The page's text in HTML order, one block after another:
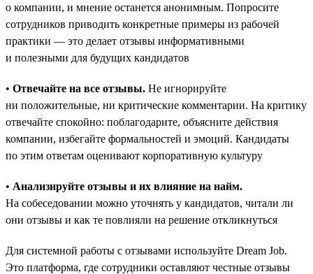
о компании, и мнение останется анонимным. Попросите
сотрудников приводить конкретные примеры из рабочей
практики — это делает отзывы информативными
и полезными для будущих кандидатов
• Отвечайте на все отзывы. Не игнорируйте
ни положительные, ни критические комментарии. На критику
отвечайте спокойно: поблагодарите, объясните действия
компании, избегайте формальностей и эмоций. Кандидаты
по этим ответам оценивают корпоративную культуру
• Анализируйте отзывы и их влияние на найм.
На собеседовании можно уточнять у кандидатов, читали ли
они отзывы и как те повлияли на решение откликнуться
Для системной работы с отзывами используйте Dream Job.
Это платформа, где сотрудники оставляют честные отзывы